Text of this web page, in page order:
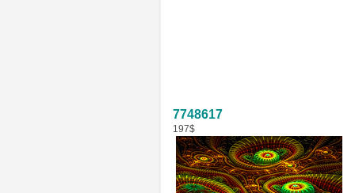
7748617
197$